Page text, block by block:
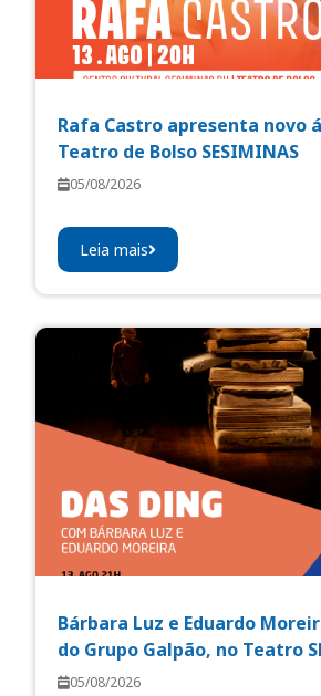
Rafa Castro apresenta novo
Teatro de Bolso SESIMINAS
05/08/2026
Leia mais
Bárbara Luz e Eduardo
do Grupo Galpão, no Teatro
05/08/2026